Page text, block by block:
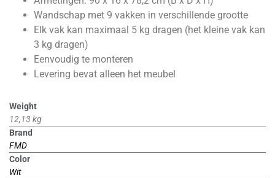
Wandschap met 9 vakken in verschillende grootte
Elk vak kan maximaal 5 kg dragen (het kleine vak kan
3 kg dragen)
Eenvoudig te monteren
Levering bevat alleen het meubel
Weight
12,13 kg
Brand
FMD
Color
Wit